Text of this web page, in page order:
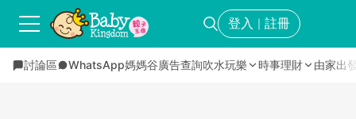
登入 ｜ 註冊
討論區 WhatsApp媽媽谷廣告查詢吹水玩樂 時事理財 由家出